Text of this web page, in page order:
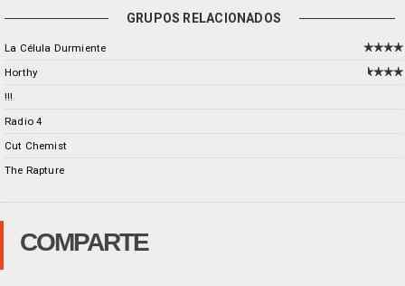
GRUPOS RELACIONADOS
La Célula Durmiente
Horthy
!!!
Radio 4
Cut Chemist
The Rapture
COMPARTE